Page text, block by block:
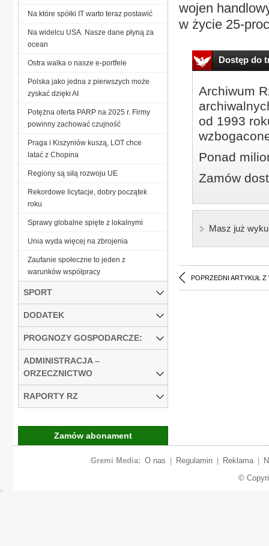
wojen
w życie 25-
Dostęp do
Archiwum
od 1993
Ponad
Zamów
Masz już
POPRZEDNI ARTYKUŁ Z
Na które spółki IT warto teraz postawić
Na widelcu USA. Nasze dane płyną za
ocean
Ostra walka o nasze e-portfele
Polska jako jedna z pierwszych może
zyskać dzięki AI
Potężna oferta PARP na 2025 r. Firmy
powinny zachować czujność
Praga i Kiszyniów kuszą, LOT chce
latać z Chopina
Regiony są siłą rozwoju UE
Rekordowe licytacje, dobry początek
roku
Sprawy globalne spięte z lokalnymi
Unia wyda więcej na zbrojenia
Zaufanie społeczne to jeden z
warunków współpracy
SPORT
DODATEK
PROGNOZY GOSPODARCZE:
ADMINISTRACJA –
ORZECZNICTWO
RAPORTY RZ
Zamów abonament
Gremi Media: O nas Regulamin Reklama
©